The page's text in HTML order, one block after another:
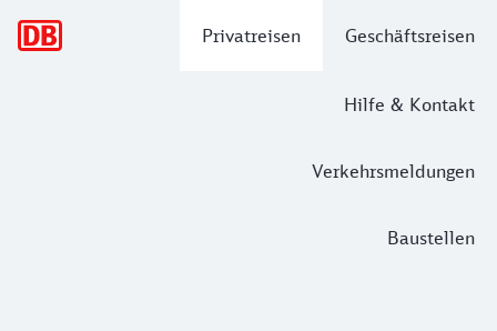
Privatreisen Geschäftsreisen
Hilfe & Kontakt
Verkehrsmeldungen
Baustellen